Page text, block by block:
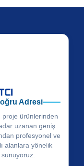
Adresi
proje ürünlerinden
uzanan geniş
profesyonel ve
alanlara yönelik